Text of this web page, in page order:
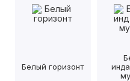
Белый горизонт